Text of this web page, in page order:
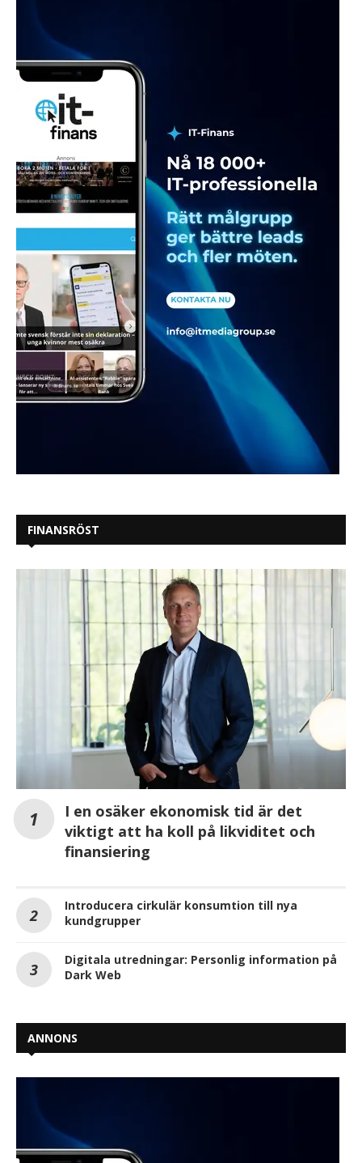
FINANSRÖST
I en osäker ekonomisk tid är det
viktigt att ha koll på likviditet och
finansiering
Introducera cirkulär konsumtion till nya
kundgrupper
Digitala utredningar: Personlig information på
Dark Web
ANNONS